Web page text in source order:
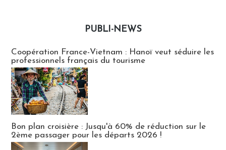
PUBLI-NEWS
Coopération France-Vietnam : Hanoï veut séduire les
professionnels français du tourisme
Bon plan croisière : Jusqu'à 60% de réduction sur le
2ème passager pour les départs 2026 !